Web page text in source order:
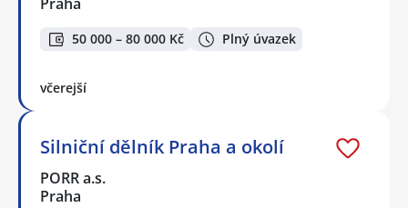
50 000 – 80 000 Kč Plný úvazek
včerejší
Silniční dělník Praha a okolí
PORR a.s.
Praha